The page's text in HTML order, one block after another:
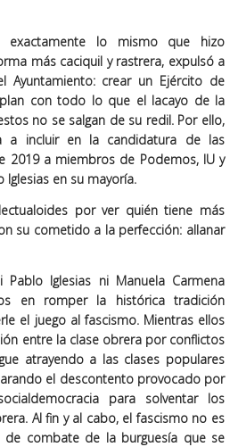
exactamente lo mismo que hizo
más caciquil y rastrera, expulsó a
Ayuntamiento: crear un Ejército de
con todo lo que el lacayo de la
no se salgan de su redil. Por ello,
a incluir en la candidatura de las
2019 a miembros de Podemos, IU y
en su mayoría.
por ver quién tiene más
su cometido a la perfección: allanar
Iglesias ni Manuela Carmena
en romper la histórica tradición
el juego al fascismo. Mientras ellos
entre la clase obrera por conflictos
atrayendo a las clases populares
el descontento provocado por
para solventar los
Al fin y al cabo, el fascismo no es
de combate de la burguesía que se